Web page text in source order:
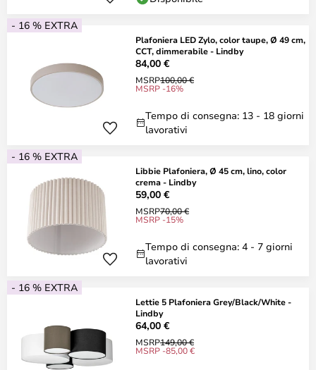
- 16 % EXTRA
Plafoniera LED Zylo, color taupe, Ø 49 cm,
CCT, dimmerabile - Lindby
84,00 €
MSRP100,00 €
MSRP -16%
Tempo di consegna: 13 - 18 giorni
lavorativi
- 16 % EXTRA
Libbie Plafoniera, Ø 45 cm, lino, color
crema - Lindby
59,00 €
MSRP70,00 €
MSRP -15%
Tempo di consegna: 4 - 7 giorni
lavorativi
- 16 % EXTRA
Lettie 5 Plafoniera Grey/Black/White -
Lindby
64,00 €
MSRP149,00 €
MSRP -85,00 €